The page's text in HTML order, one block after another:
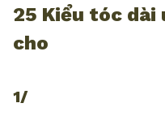
25 Kiểu tóc
cho
1/